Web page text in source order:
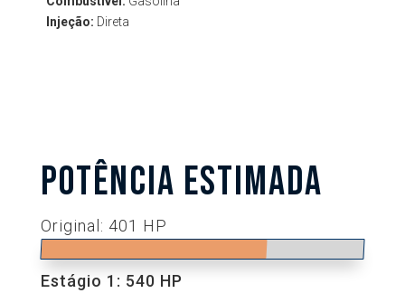
Injeção: Direta
POTÊNCIA ESTIMADA
Original: 401 HP
Estágio 1: 540 HP